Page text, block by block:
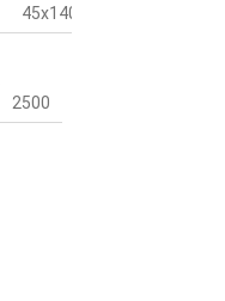
45х140
2500